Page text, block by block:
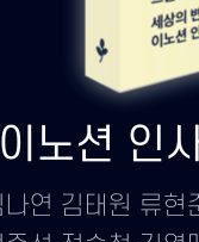
일까? | 쿨한 브랜드는